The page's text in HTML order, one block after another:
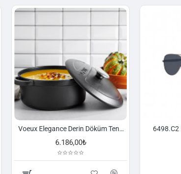
Voeux Elegance Derin Döküm Tencere 24 cm. Siyah
6.186,00₺
6498.C2